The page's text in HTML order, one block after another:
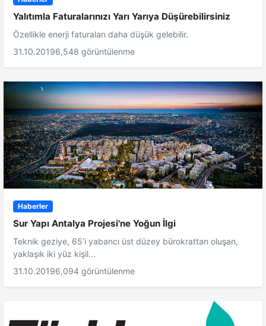
Yalıtımla Faturalarınızı Yarı Yarıya Düşürebilirsiniz
Özellikle enerji faturaları daha düşük gelebilir.
31.10.20196,548 görüntülenme
Haberler
Sur Yapı Antalya Projesi'ne Yoğun İlgi
Teknik geziye, 65’i yabancı üst düzey bürokrattan oluşan,
yaklaşık iki yüz kişil...
31.10.20196,094 görüntülenme